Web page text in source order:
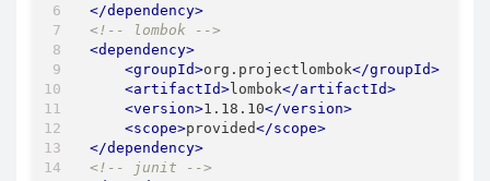
</dependency>
<!-- lombok -->
<dependency>
<groupId>org.projectlombok</groupId>
<artifactId> lombok</artifactId>
<version>1.18.10</version>
<scope>provided</scope>
</dependency>
<!-- junit -->